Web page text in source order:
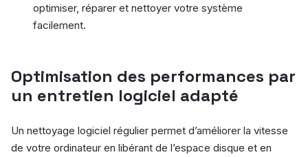
optimiser, réparer et nettoyer votre système
facilement.
Optimisation des performances par
un entretien logiciel adapté
Un nettoyage logiciel régulier permet d’améliorer la vitesse
de votre ordinateur en libérant de l’espace disque et en